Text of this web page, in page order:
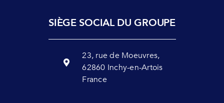
SIÈGE SOCIAL DU GROUPE
23, rue de Moeuvres,
62860 Inchy-en-Artois
France